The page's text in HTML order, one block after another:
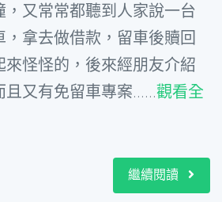
，又常常都聽到人家說一台
拿去做借款，留車後贖回
來怪怪的，後來經朋友介紹
且又有免留車專案......觀看全
繼續閱讀